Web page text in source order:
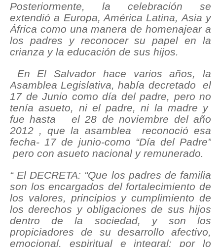
Posteriormente, la celebración se
extendió a Europa, América Latina, Asia y
África como una manera de homenajear a
los padres y reconocer su papel en la
crianza y la educación de sus hijos.
En El Salvador hace varios años, la
Asamblea Legislativa, había decretado el
17 de Junio como día del padre, pero no
tenía asueto, ni el padre, ni la madre y
fue hasta el 28 de noviembre del año
2012 , que la asamblea reconoció esa
fecha- 17 de junio-como “Día del Padre”
pero con asueto nacional y remunerado.
“ El DECRETA: “Que los padres de familia
son los encargados del fortalecimiento de
los valores, principios y cumplimiento de
los derechos y obligaciones de sus hijos
dentro de la sociedad, y son los
propiciadores de su desarrollo afectivo,
emocional, espiritual e integral; por lo